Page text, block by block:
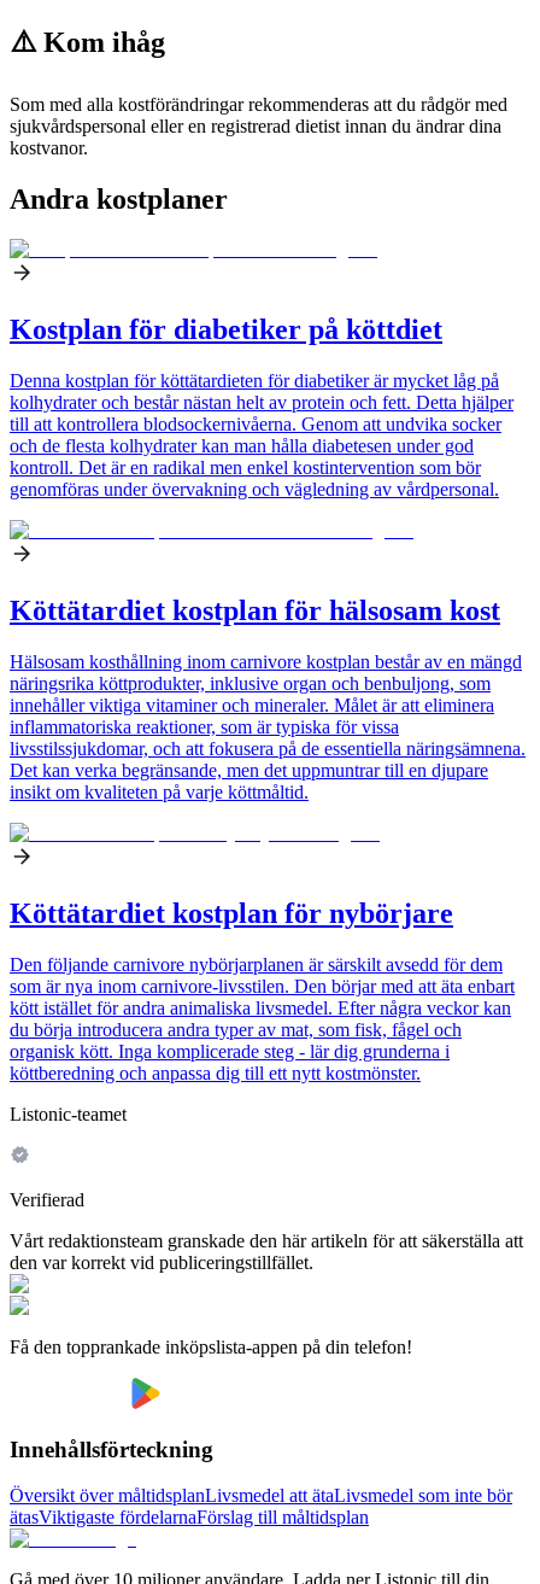
⚠️ Kom ihåg
Som med alla kostförändringar rekommenderas att du rådgör med
sjukvårdspersonal eller en registrerad dietist innan du ändrar dina
kostvanor.
Andra kostplaner
Kostplan för diabetiker på köttdiet
Denna kostplan för köttätardieten för diabetiker är mycket låg på
kolhydrater och består nästan helt av protein och fett. Detta hjälper
till att kontrollera blodsockernivåerna. Genom att undvika socker
och de flesta kolhydrater kan man hålla diabetesen under god
kontroll. Det är en radikal men enkel kostintervention som bör
genomföras under övervakning och vägledning av vårdpersonal.
Köttätardiet kostplan för hälsosam kost
Hälsosam kosthållning inom carnivore kostplan består av en mängd
näringsrika köttprodukter, inklusive organ och benbuljong, som
innehåller viktiga vitaminer och mineraler. Målet är att eliminera
inflammatoriska reaktioner, som är typiska för vissa
livsstilssjukdomar, och att fokusera på de essentiella näringsämnena.
Det kan verka begränsande, men det uppmuntrar till en djupare
insikt om kvaliteten på varje köttmåltid.
Köttätardiet kostplan för nybörjare
Den följande carnivore nybörjarplanen är särskilt avsedd för dem
som är nya inom carnivore-livsstilen. Den börjar med att äta enbart
kött istället för andra animaliska livsmedel. Efter några veckor kan
du börja introducera andra typer av mat, som fisk, fågel och
organisk kött. Inga komplicerade steg - lär dig grunderna i
köttberedning och anpassa dig till ett nytt kostmönster.
Listonic-teamet
Verifierad
Vårt redaktionsteam granskade den här artikeln för att säkerställa att
den var korrekt vid publiceringstillfället.
Få den topprankade inköpslista-appen på din telefon!
Innehållsförteckning
Översikt över måltidsplanLivsmedel att ätaLivsmedel som inte bör
ätasViktigaste fördelarnaFörslag till måltidsplan